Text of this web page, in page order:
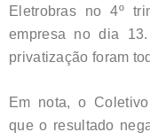
Eletrobras no 4º
empresa no dia
privatização foram
Em nota, o
que o resultado